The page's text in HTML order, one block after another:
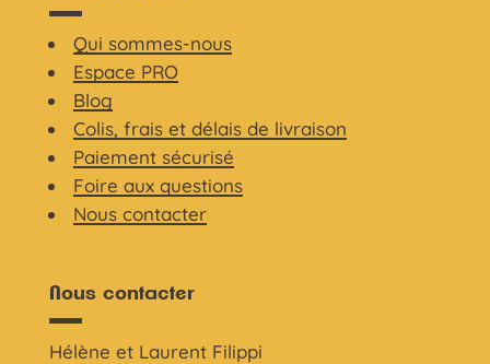
Qui sommes-nous
Espace PRO
Blog
Colis, frais et délais de livraison
Paiement sécurisé
Foire aux questions
Nous contacter
Nous contacter
Hélène et Laurent Filippi